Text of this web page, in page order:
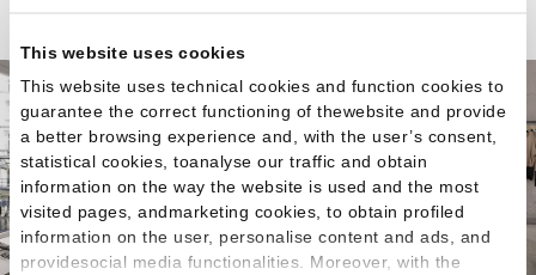
This website uses cookies
This website uses technical cookies and function cookies to
guarantee the correct functioning of thewebsite and provide
a better browsing experience and, with the user’s consent,
statistical cookies, toanalyse our traffic and obtain
information on the way the website is used and the most
visited pages, andmarketing cookies, to obtain profiled
information on the user, personalise content and ads, and
providesocial media functionalities. Moreover, with the